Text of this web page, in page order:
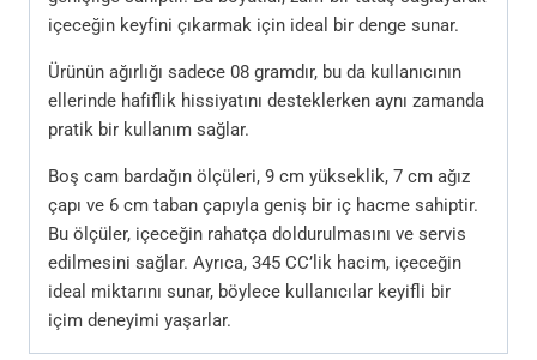
içeceğin keyfini çıkarmak için ideal bir denge sunar.
Ürünün ağırlığı sadece 08 gramdır, bu da kullanıcının
ellerinde hafiflik hissiyatını desteklerken aynı zamanda
pratik bir kullanım sağlar.
Boş cam bardağın ölçüleri, 9 cm yükseklik, 7 cm ağız
çapı ve 6 cm taban çapıyla geniş bir iç hacme sahiptir.
Bu ölçüler, içeceğin rahatça doldurulmasını ve servis
edilmesini sağlar. Ayrıca, 345 CC’lik hacim, içeceğin
ideal miktarını sunar, böylece kullanıcılar keyifli bir
içim deneyimi yaşarlar.